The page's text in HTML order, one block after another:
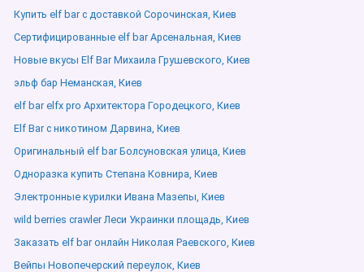
Купить elf bar с доставкой Сорочинская, Киев
Сертифицированные elf bar Арсенальная, Киев
Новые вкусы Elf Bar Михаила Грушевского, Киев
эльф бар Неманская, Киев
elf bar elfx pro Архитектора Городецкого, Киев
Elf Bar с никотином Дарвина, Киев
Оригинальный elf bar Болсуновская улица, Киев
Одноразка купить Степана Ковнира, Киев
Электронные курилки Ивана Мазепы, Киев
wild berries crawler Леси Украинки площадь, Киев
Заказать elf bar онлайн Николая Раевского, Киев
Вейпы Новопечерский переулок, Киев